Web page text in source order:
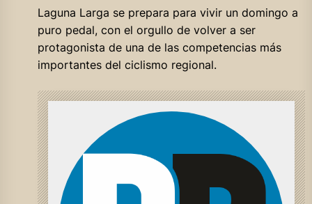
Laguna Larga se prepara para vivir un domingo a
puro pedal, con el orgullo de volver a ser
protagonista de una de las competencias más
importantes del ciclismo regional.